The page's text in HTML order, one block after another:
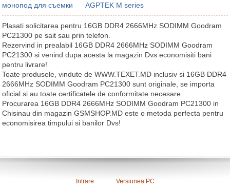
монопод для съемки AGPTEK M series
Plasati solicitarea pentru 16GB DDR4 2666MHz SODIMM Goodram
PC21300 pe sait sau prin telefon.
Rezervind in prealabil 16GB DDR4 2666MHz SODIMM Goodram
PC21300 si venind dupa acesta la magazin Dvs economisiti bani
pentru livrare!
Toate produsele, vindute de WWW.TEXET.MD inclusiv si 16GB DDR4
2666MHz SODIMM Goodram PC21300 sunt originale, se importa
oficial si au toate certificatele de conformitate necesare.
Procurarea 16GB DDR4 2666MHz SODIMM Goodram PC21300 in
Chisinau din magazin GSMSHOP.MD este o metoda perfecta pentru
economisirea timpului si banilor Dvs!
Intrare Versiunea PC